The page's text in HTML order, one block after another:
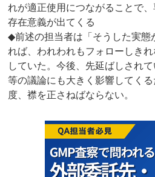
れが適正使用につながることで
存在意義が出てくる
◆前述の担当者は「そうした実態
れば、われわれもフォローしき
していた。今後、先延ばしされ
等の議論にも大きく影響してく
度、襟を正さねばならない。